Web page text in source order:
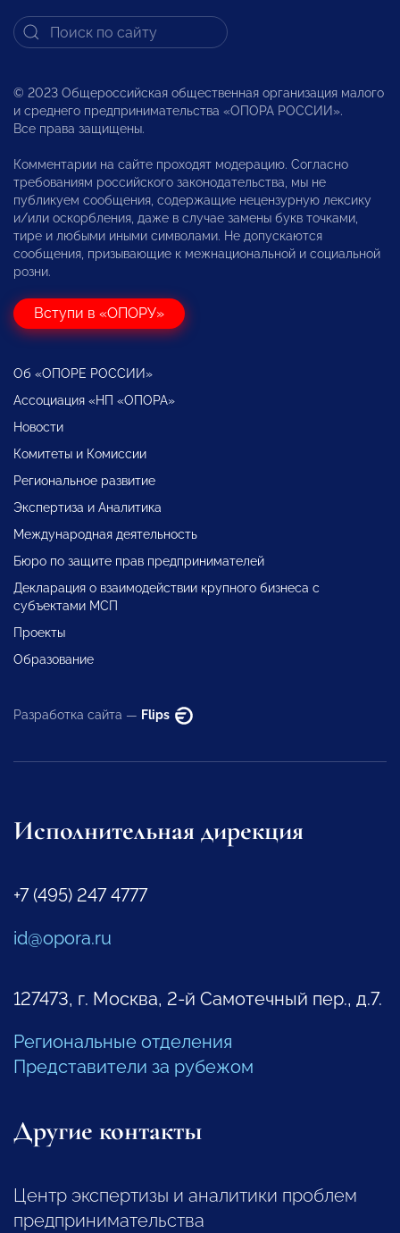
© 2023 Общероссийская общественная организация малого
и среднего предпринимательства «ОПОРА РОССИИ».
Все права защищены.
Комментарии на сайте проходят модерацию. Согласно
требованиям российского законодательства, мы не
публикуем сообщения, содержащие нецензурную лексику
и/или оскорбления, даже в случае замены букв точками,
тире и любыми иными символами. Не допускаются
сообщения, призывающие к межнациональной и социальной
розни.
Вступи в «ОПОРУ»
Об «ОПОРЕ РОССИИ»
Ассоциация «НП «ОПОРА»
Новости
Комитеты и Комиссии
Региональное развитие
Экспертиза и Аналитика
Международная деятельность
Бюро по защите прав предпринимателей
Декларация о взаимодействии крупного бизнеса с
субъектами МСП
Проекты
Образование
Разработка сайта — Flips
Исполнительная дирекция
+7 (495) 247 4777
id@opora.ru
127473, г. Москва, 2-й Самотечный пер., д.7.
Региональные отделения
Представители за рубежом
Другие контакты
Центр экспертизы и аналитики проблем
предпринимательства